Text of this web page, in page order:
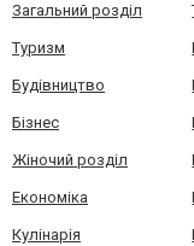
Загальний розділ
Туризм
Будівництво
Бізнес
Жіночий розділ
Економіка
Кулінарія